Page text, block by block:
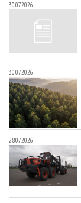
30.07.2026
30.07.2026
28.07.2026